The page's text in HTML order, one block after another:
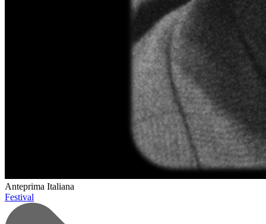
Anteprima Italiana
Festival